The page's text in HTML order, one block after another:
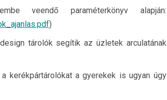
veendő paraméterkönyv alapján:
)
tárolók segítik az üzletek arculatának
kerékpártárolókat a gyerekek is ugyan úgy